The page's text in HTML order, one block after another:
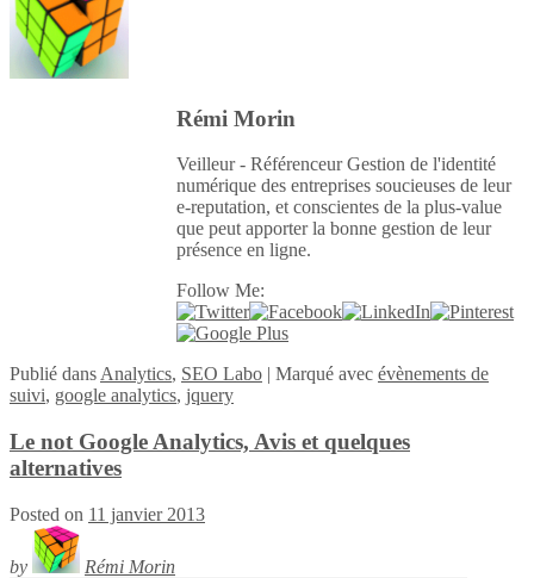
Rémi Morin
Veilleur - Référenceur Gestion de l'identité
numérique des entreprises soucieuses de leur
e-reputation, et conscientes de la plus-value
que peut apporter la bonne gestion de leur
présence en ligne.
Follow Me:
Publié dans Analytics, SEO Labo | Marqué avec évènements de
suivi, google analytics, jquery
Le not Google Analytics, Avis et quelques
alternatives
Posted on 11 janvier 2013
by Rémi Morin